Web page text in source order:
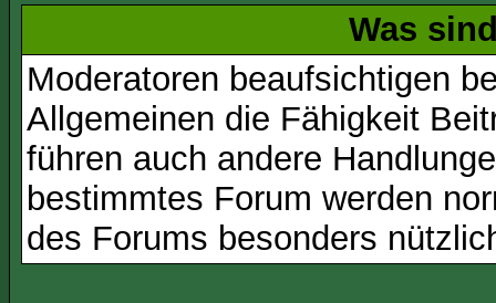
Was
Moderatoren beaufsichtigen
Allgemeinen die Fähigkeit
führen auch andere
bestimmtes Forum werden
des Forums besonders